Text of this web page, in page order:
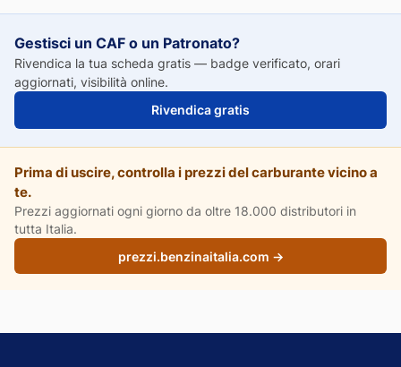
Gestisci un CAF o un Patronato?
Rivendica la tua scheda gratis — badge verificato, orari
aggiornati, visibilità online.
Rivendica gratis
Prima di uscire, controlla i prezzi del carburante vicino a
te.
Prezzi aggiornati ogni giorno da oltre 18.000 distributori in
tutta Italia.
prezzi.benzinaitalia.com →